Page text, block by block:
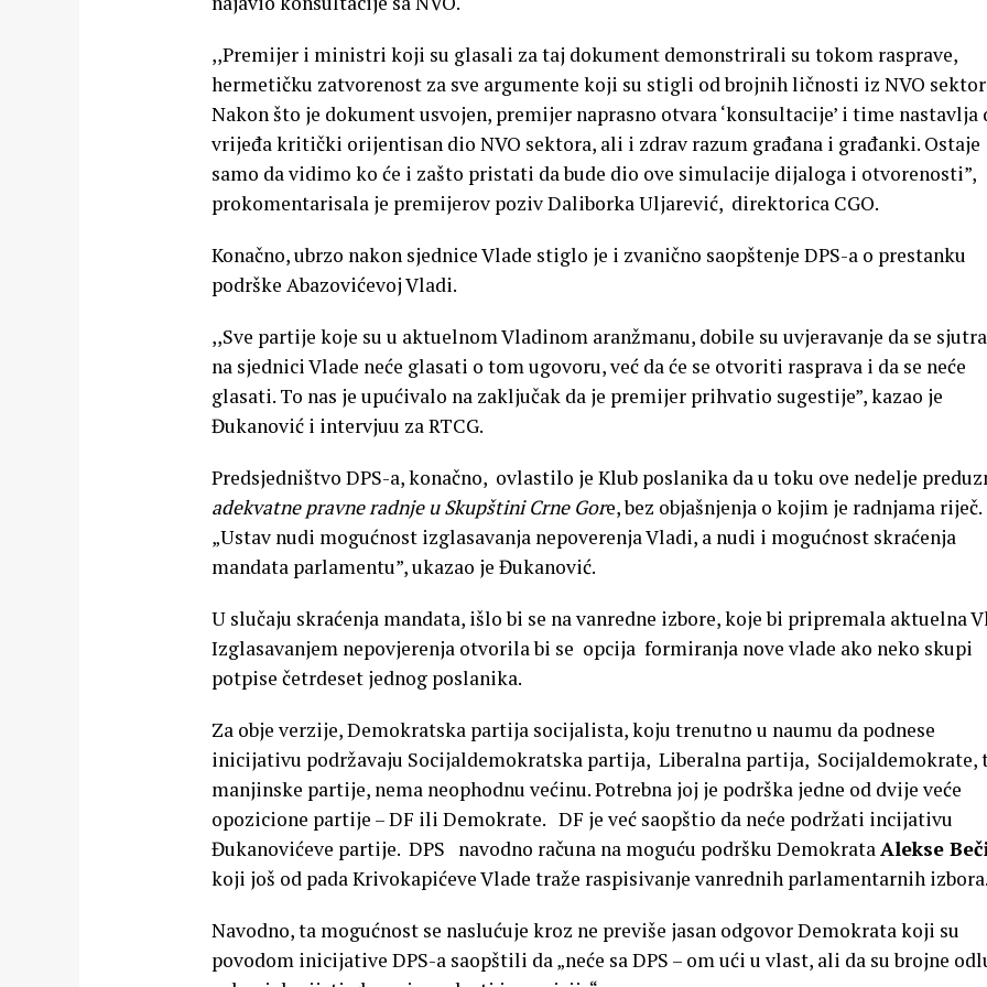
,,Premijer i ministri koji su glasali za taj dokument demonstrirali su tokom rasprave,
hermetičku zatvorenost za sve argumente koji su stigli od brojnih ličnosti iz NVO
Nakon što je dokument usvojen, premijer naprasno otvara ‘konsultacije’ i time nastavlja
vrijeđa kritički orijentisan dio NVO sektora, ali i zdrav razum građana i građanki. Ostaje
samo da vidimo ko će i zašto pristati da bude dio ove simulacije dijaloga i otvorenosti”,
prokomentarisala je premijerov poziv Daliborka Uljarević, direktorica CGO.
Konačno, ubrzo nakon sjednice Vlade stiglo je i zvanično saopštenje DPS-a o prestanku
podrške Abazovićevoj Vladi.
,,Sve partije koje su u aktuelnom Vladinom aranžmanu, dobile su uvjeravanje da se
na sjednici Vlade neće glasati o tom ugovoru, već da će se otvoriti rasprava i da se neće
glasati. To nas je upućivalo na zaključak da je premijer prihvatio sugestije”, kazao je
Đukanović i intervjuu za RTCG.
Predsjedništvo DPS-a, konačno, ovlastilo je Klub poslanika da u toku ove nedelje
adekvatne pravne radnje u Skupštini Crne Gore, bez objašnjenja o kojim je radnjama riječ.
„Ustav nudi mogućnost izglasavanja nepoverenja Vladi, a nudi i mogućnost skraćenja
mandata parlamentu”, ukazao je Đukanović.
U slučaju skraćenja mandata, išlo bi se na vanredne izbore, koje bi pripremala aktuelna
Izglasavanjem nepovjerenja otvorila bi se opcija formiranja nove vlade ako neko skupi
potpise četrdeset jednog poslanika.
Za obje verzije, Demokratska partija socijalista, koju trenutno u naumu da podnese
inicijativu podržavaju Socijaldemokratska partija, Liberalna partija, Socijaldemokrate,
manjinske partije, nema neophodnu većinu. Potrebna joj je podrška jedne od dvije veće
opozicione partije – DF ili Demokrate. DF je već saopštio da neće podržati incijativu
Đukanovićeve partije. DPS navodno računa na moguću podršku DemokrataAlekse
koji još od pada Krivokapićeve Vlade traže raspisivanje vanrednih parlamentarnih izbora.
Navodno, ta mogućnost se naslućuje kroz ne previše jasan odgovor Demokrata koji su
povodom inicijative DPS-a saopštili da „neće sa DPS – om ući u vlast, ali da su brojne